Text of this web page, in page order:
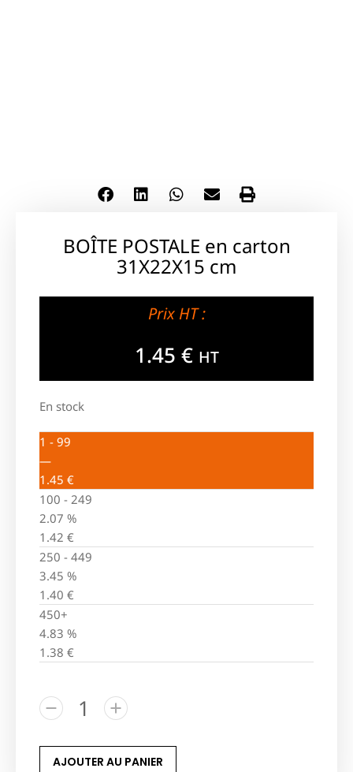
BOÎTE POSTALE en carton
31X22X15 cm
Prix HT :
1.45 € HT
En stock
1 - 99
—
1.45 €
100 - 249
2.07 %
1.42 €
250 - 449
3.45 %
1.40 €
450+
4.83 %
1.38 €
AJOUTER AU PANIER